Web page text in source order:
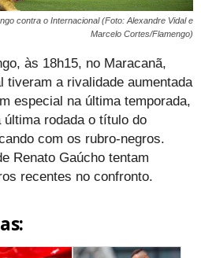
contra o Internacional (Foto: Alexandre Vidal e
Marcelo Cortes/Flamengo)
às 18h15, no Maracanã,
tiveram a rivalidade aumentada
especial na última temporada,
rodada o título do
com os rubro-negros.
Renato Gaúcho tentam
recentes no confronto.